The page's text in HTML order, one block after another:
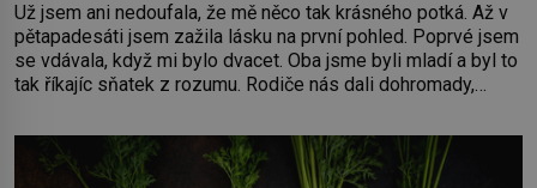
Už jsem ani nedoufala, že mě něco tak krásného potká. Až v
pětapadesáti jsem zažila lásku na první pohled. Poprvé jsem
se vdávala, když mi bylo dvacet. Oba jsme byli mladí a byl to
tak říkajíc sňatek z rozumu. Rodiče nás dali dohromady,
oběma moc nesvědčilo, brzy jsme zjistili, že